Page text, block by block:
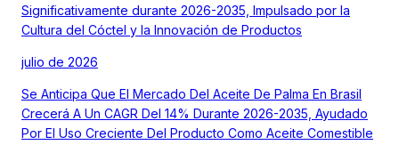
Significativamente durante 2026-2035, Impulsado por la
Cultura del Cóctel y la Innovación de Productos
julio de 2026
Se Anticipa Que El Mercado Del Aceite De Palma En Brasil
Crecerá A Un CAGR Del 14% Durante 2026-2035, Ayudado
Por El Uso Creciente Del Producto Como Aceite Comestible